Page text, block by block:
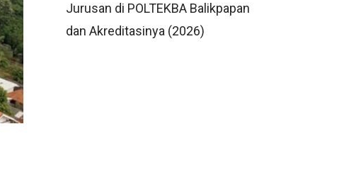
Jurusan di POLTEKBA Balikpapan
dan Akreditasinya (2026)